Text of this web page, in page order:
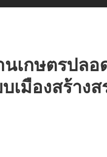
นเกษตรปลอ
เมืองสร้าง